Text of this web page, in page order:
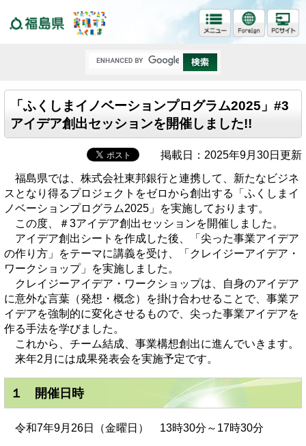
「ふくしまイノベーションプログラム2025」#3
アイデア創出セッションを開催しました!!
掲載日：2025年9月30日更新
福島県では、株式会社東邦銀行と連携して、新たなビジネ
スとなり得るプロジェクトをゼロから創出する「ふくしまイ
ノベーションプログラム2025」を実施しております。
この度、＃3アイデア創出セッションを開催しました。
アイデア創出シートを作成した後、「尖った事業アイデア
の作り方」をテーマに講義を受け、「クレイジーアイデア・
ワークショップ」を実施しました。
クレイジーアイデア・ワークショップは、自身のアイデア
に意外な言葉（発想・概念）を掛け合わせることで、事業ア
イデアを強制的に変化させるもので、尖った事業アイデアを
作る手法を学びました。
これから、チーム結成、事業構想創出に進んでいきます。
来年2⽉には成果発表会を実施予定です。
１ 開催日時
令和7年9月26日（金曜日） 13時30分～17時30分